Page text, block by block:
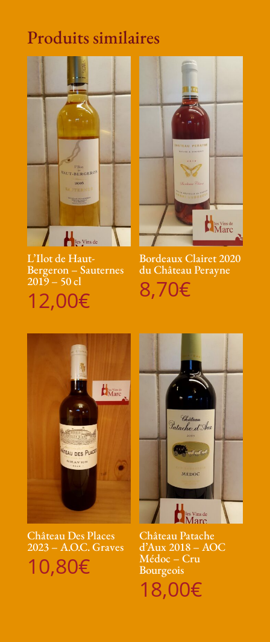
Produits similaires
L’Ilot de Haut-
Bergeron – Sauternes
2019 – 50 cl
12,00€
Bordeaux Clairet 2020
du Château Perayne
8,70€
Château Des Places
2023 – A.O.C. Graves
10,80€
Château Patache
d’Aux 2018 – AOC
Médoc – Cru
Bourgeois
18,00€